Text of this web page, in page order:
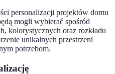
personalizacji projektów domu
mogli wybierać spośród
kolorystycznych oraz rozkładu
unikalnych przestrzeni
potrzebom.